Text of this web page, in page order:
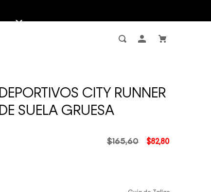
DEPORTIVOS CITY RUNNER
DE SUELA GRUESA
$82,80
$165,60